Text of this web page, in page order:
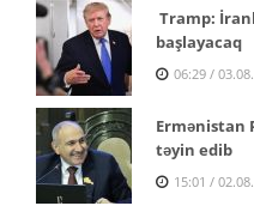
Tramp:
başlayacaq
06:29 /
Ermənistan
təyin edib
15:01 /